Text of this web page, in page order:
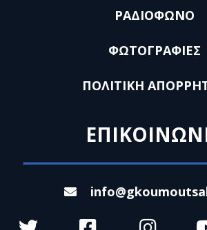
ΡΑΔΙΟΦΩΝΟ
ΦΩΤΟΓΡΑΦΙΕΣ
ΠΟΛΙΤΙΚΗ